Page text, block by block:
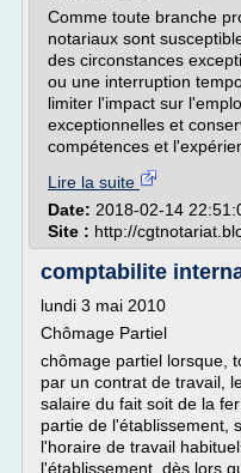
Comme toute branche
notariaux sont
des circonstances
ou une interruption
limiter l'impact sur
exceptionnelles et
compétences et
Lire la suite
Date: 2018-02-14
Site : http://
comptabilite
lundi 3 mai 2010
Chômage Partiel
chômage partiel lorsque,
par un contrat de travail,
salaire du fait soit de la
partie de l'établissement,
l'horaire de travail
l'établissement, dès lors